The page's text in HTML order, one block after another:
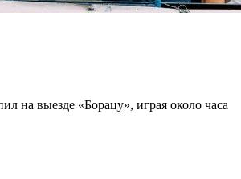
на выезде «Борацу», играя около часа